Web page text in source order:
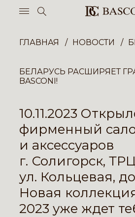
ГЛАВНАЯ НОВОСТИ
БЕЛАРУСЬ РАСШИРЯЕТ
BASCONI!
10.11.2023
фирменный
и аксессуаров
г. Солигорск,
ул. Кольцевая,
Новая
2023 уже ждет